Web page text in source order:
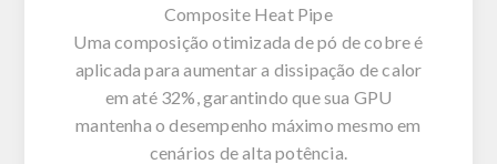
Composite Heat Pipe
Uma composição otimizada de pó de cobre é
aplicada para aumentar a dissipação de calor
em até 32%, garantindo que sua GPU
mantenha o desempenho máximo mesmo em
cenários de alta potência.